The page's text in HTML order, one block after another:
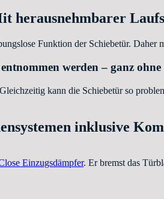
herausnehmbarer
Funktion der Schiebetür. Daher
werden – ganz ohne
kann die Schiebetür so
inklusive
Einzugsdämpfer. Er bremst das